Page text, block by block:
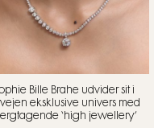
Bille Brahe udvider sit i
eksklusive univers med
‘high jewellery’